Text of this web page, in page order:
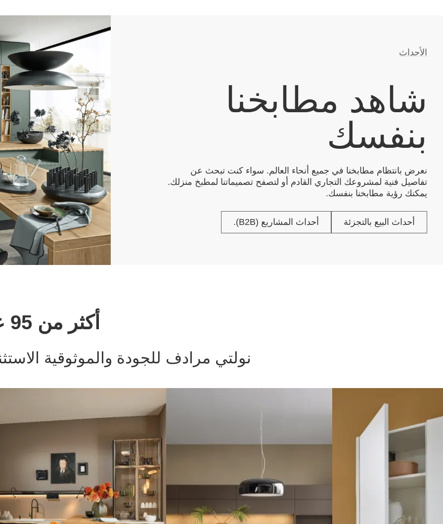
الأحداث
شاهد مطابخنا
بنفسك
نعرض بانتظام مطابخنا في جميع أنحاء العالم. سواء كنت تبحث عن
تفاصيل فنية لمشروعك التجاري القادم أو لتصفح تصميماتنا لمطبخ منزلك.
يمكنك رؤية مطابخنا بنفسك.
أحداث البيع بالتجزئة أحداث المشاريع (B2B).
أكثر من 95 عامًا من الخبرة
نولتي مرادف للجودة والموثوقية